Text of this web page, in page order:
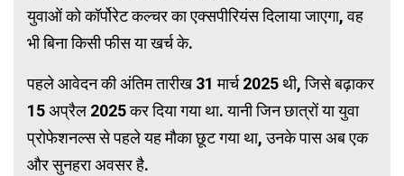
युवाओं को कॉर्पोरेट कल्चर का एक्सपीरियंस दिलाया जाएगा, वह
भी बिना किसी फीस या खर्च के.
पहले आवेदन की अंतिम तारीख 31 मार्च 2025 थी, जिसे बढ़ाकर
15 अप्रैल 2025 कर दिया गया था. यानी जिन छात्रों या युवा
प्रोफेशनल्स से पहले यह मौका छूट गया था, उनके पास अब एक
और सुनहरा अवसर है.